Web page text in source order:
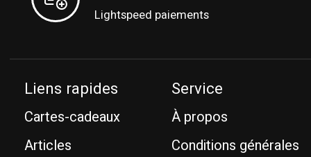
Lightspeed paiements
Liens rapides
Cartes-cadeaux
Articles
Service
À propos
Conditions générales